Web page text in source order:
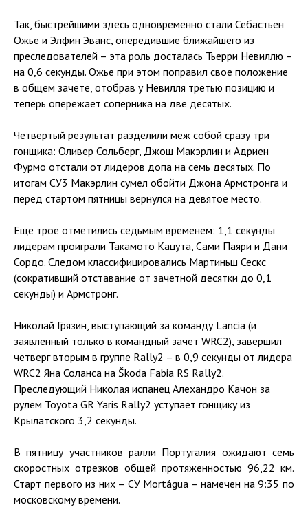
Так, быстрейшими здесь одновременно стали Себастьен
Ожье и Элфин Эванс, опередившие ближайшего из
преследователей – эта роль досталась Тьерри Невиллю –
на 0,6 секунды. Ожье при этом поправил свое положение
в общем зачете, отобрав у Невилля третью позицию и
теперь опережает соперника на две десятых.
Четвертый результат разделили меж собой сразу три
гонщика: Оливер Сольберг, Джош Макэрлин и Адриен
Фурмо отстали от лидеров допа на семь десятых. По
итогам СУ3 Макэрлин сумел обойти Джона Армстронга и
перед стартом пятницы вернулся на девятое место.
Еще трое отметились седьмым временем: 1,1 секунды
лидерам проиграли Такамото Кацута, Сами Паяри и Дани
Сордо. Следом классифицировались Мартиньш Сескс
(сокративший отставание от зачетной десятки до 0,1
секунды) и Армстронг.
Николай Грязин, выступающий за команду Lancia (и
заявленный только в командный зачет WRC2), завершил
четверг вторым в группе Rally2 – в 0,9 секунды от лидера
WRC2 Яна Соланса на Škoda Fabia RS Rally2.
Преследующий Николая испанец Алехандро Качон за
рулем Toyota GR Yaris Rally2 уступает гонщику из
Крылатского 3,2 секунды.
В пятницу участников ралли Португалия ожидают семь
скоростных отрезков общей протяженностью 96,22 км.
Старт первого из них – СУ Mortágua – намечен на 9:35 по
московскому времени.